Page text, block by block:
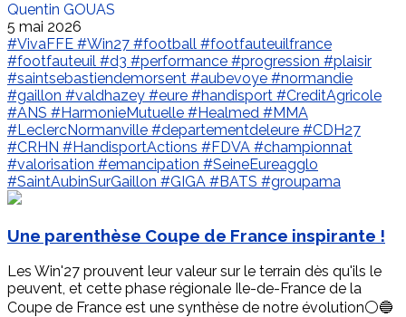
Quentin GOUAS
5 mai 2026
#VivaFFE #Win27 #football #footfauteuilfrance
#footfauteuil #d3 #performance #progression #plaisir
#saintsebastiendemorsent #aubevoye #normandie
#gaillon #valdhazey #eure #handisport #CreditAgricole
#ANS #HarmonieMutuelle #Healmed #MMA
#LeclercNormanville #departementdeleure #CDH27
#CRHN #HandisportActions #FDVA #championnat
#valorisation #emancipation #SeineEureagglo
#SaintAubinSurGaillon #GIGA #BATS #groupama
Une parenthèse Coupe de France inspirante !
Les Win'27 prouvent leur valeur sur le terrain dès qu'ils le
peuvent, et cette phase régionale Ile-de-France de la
Coupe de France est une synthèse de notre évolution⚪️🔵